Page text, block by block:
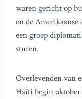
waren gericht op
en de Amerikaanse
een groep
sturen.
Overlevenden van
Haïti begin oktober